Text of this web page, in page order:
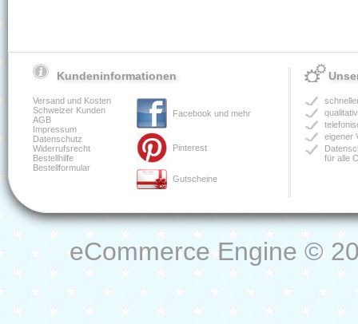
Kundeninformationen
Versand und Kosten
Schweizer Kunden
AGB
Impressum
Datenschutz
Widerrufsrecht
Bestellhilfe
Bestellformular
Facebook und mehr
Pinterest
Gutscheine
eigener
für alle
eCommerce Engine ©